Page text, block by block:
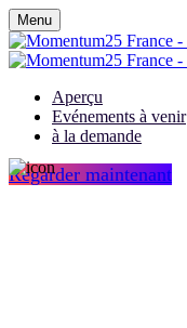
Menu
Aperçu
Evénements à venir
à la demande
Regarder maintenant